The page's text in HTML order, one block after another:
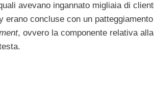
avevano ingannato migliaia di
concluse con un
, ovvero la componente relativa alla